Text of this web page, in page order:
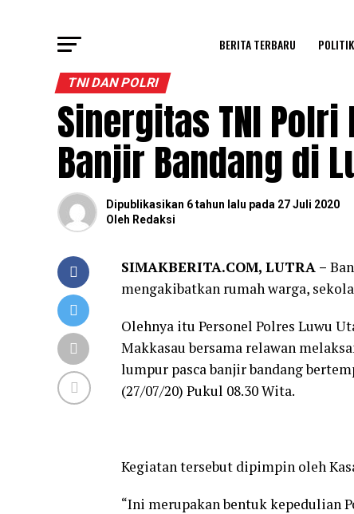
BERITA TERBARU POLITIK
TNI DAN POLRI
Sinergitas TNI
Banjir Bandang di
Dipublikasikan 6 tahun lalu pada 27 Juli 2020
Oleh Redaksi
SIMAKBERITA.COM, LUTRA –
mengakibatkan rumah warga,
Olehnya itu Personel Polres Luwu
Makkasau bersama relawan
lumpur pasca banjir bandang
(27/07/20) Pukul 08.30 Wita.
Kegiatan tersebut dipimpin oleh
“Ini merupakan bentuk kepedulian